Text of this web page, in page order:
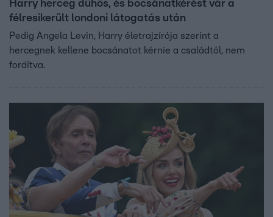
Harry herceg dühös, és bocsánatkérést vár a
félresikerült londoni látogatás után
Pedig Angela Levin, Harry életrajzírója szerint a
hercegnek kellene bocsánatot kérnie a családtól, nem
fordítva.